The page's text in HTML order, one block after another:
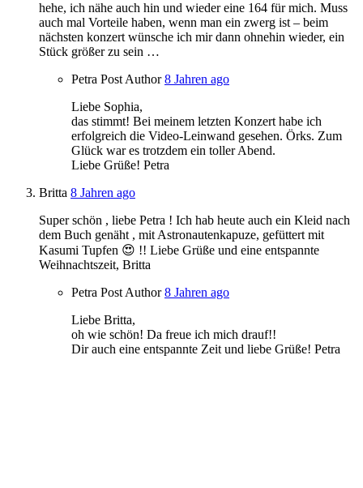
hehe, ich nähe auch hin und wieder eine 164 für mich. Muss
auch mal Vorteile haben, wenn man ein zwerg ist – beim
nächsten konzert wünsche ich mir dann ohnehin wieder, ein
Stück größer zu sein …
Petra Post Author 8 Jahren ago
Liebe Sophia,
das stimmt! Bei meinem letzten Konzert habe ich
erfolgreich die Video-Leinwand gesehen. Örks. Zum
Glück war es trotzdem ein toller Abend.
Liebe Grüße! Petra
Britta 8 Jahren ago
Super schön , liebe Petra ! Ich hab heute auch ein Kleid nach
dem Buch genäht , mit Astronautenkapuze, gefüttert mit
Kasumi Tupfen 😍 !! Liebe Grüße und eine entspannte
Weihnachtszeit, Britta
Petra Post Author 8 Jahren ago
Liebe Britta,
oh wie schön! Da freue ich mich drauf!!
Dir auch eine entspannte Zeit und liebe Grüße! Petra